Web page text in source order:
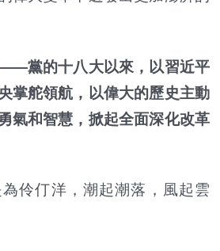
黨的十八大以來，以習近平
掌舵領航，以偉大的歷史主動
氣和智慧，掀起全面深化改革
伶仃洋，潮起潮落，風起雲